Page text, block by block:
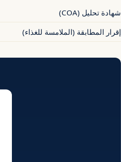
شهادة تحليل (COA)
إقرار المطابقة (الملامسة للغذاء)